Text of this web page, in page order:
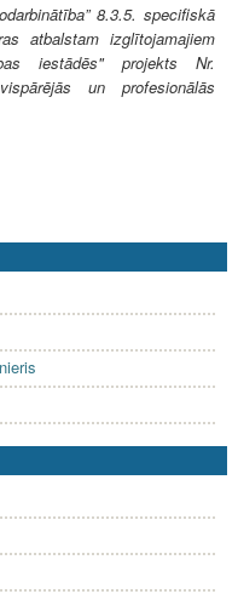
8.3.5. specifiskā
atbalstam izglītojamajiem
iestādēs" projekts Nr.
un profesionālās